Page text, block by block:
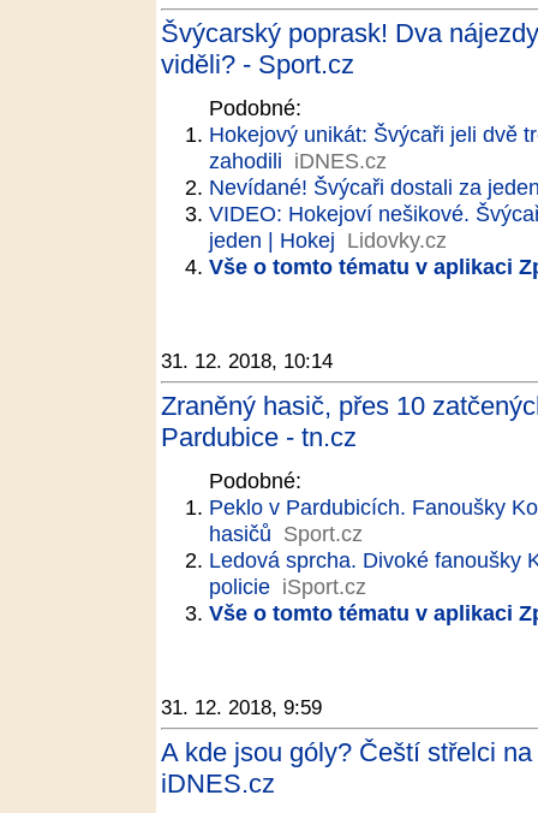
Švýcarský poprask! Dva
viděli? - Sport.cz
Podobné:
Hokejový unikát: Švýcaři jeli dvě
zahodili iDNES.cz
Nevídané! Švýcaři dostali za
VIDEO: Hokejoví nešikové.
jeden | Hokej Lidovky.cz
Vše o tomto tématu v aplikaci
31. 12. 2018, 10:14
Zraněný hasič, přes 10
Pardubice - tn.cz
Podobné:
Peklo v Pardubicích. Fanoušky
hasičů Sport.cz
Ledová sprcha. Divoké fanoušky
policie iSport.cz
Vše o tomto tématu v aplikaci
31. 12. 2018, 9:59
A kde jsou góly? Čeští střelci
iDNES.cz